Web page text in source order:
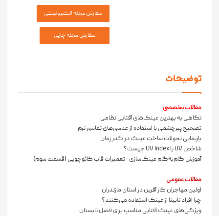
توضیحات
مقالات تخصصی
نگاهی به بهترین عینک‌های آفتابی نظامی
تصحیح پیرچشمی با استفاده از عدسی‌های تماسی نرم
بازنمایی تحولات ساخت عینک در گذر زمان
شاخص UV یا UV Index چیست؟
آموزش گام‌به‌گام عینک‌سازی- تعمیرات قاب کائوچویی (قسمت سوم)
مقالات عمومی
اولین مهاجران کار آفرین در استان مازندران
چرا افراد نابینا از عینک استفاده می‌کنند؟
ویژگی‌های عینک آفتابی مناسب برای فصل تابستان